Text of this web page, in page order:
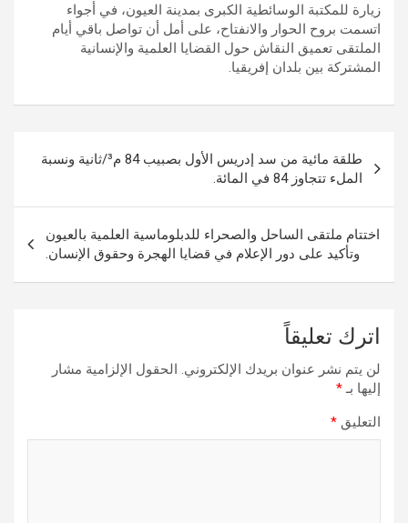
زيارة للمكتبة الوسائطية الكبرى بمدينة العيون، في أجواء
اتسمت بروح الحوار والانفتاح، على أمل أن تواصل باقي أيام
الملتقى تعميق النقاش حول القضايا العلمية والإنسانية
المشتركة بين بلدان إفريقيا.
المقالات
طلقة مائية من سد إدريس الأول بصبيب 84 م³/ثانية ونسبة
الملء تتجاوز 84 في المائة.
اختتام ملتقى الساحل والصحراء للدبلوماسية العلمية بالعيون
وتأكيد على دور الإعلام في قضايا الهجرة وحقوق الإنسان.
اترك تعليقاً
لن يتم نشر عنوان بريدك الإلكتروني. الحقول الإلزامية مشار
إليها بـ*
التعليق *